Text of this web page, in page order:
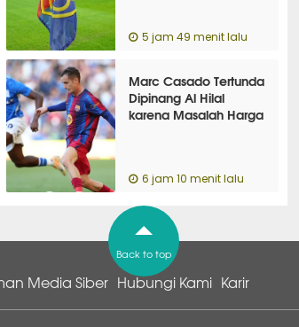
5 jam 49 menit lalu
Marc Casado Tertunda
Dipinang Al Hilal
karena Masalah Harga
6 jam 10 menit lalu
Back to top
Media Siber Hubungi Kami Karir